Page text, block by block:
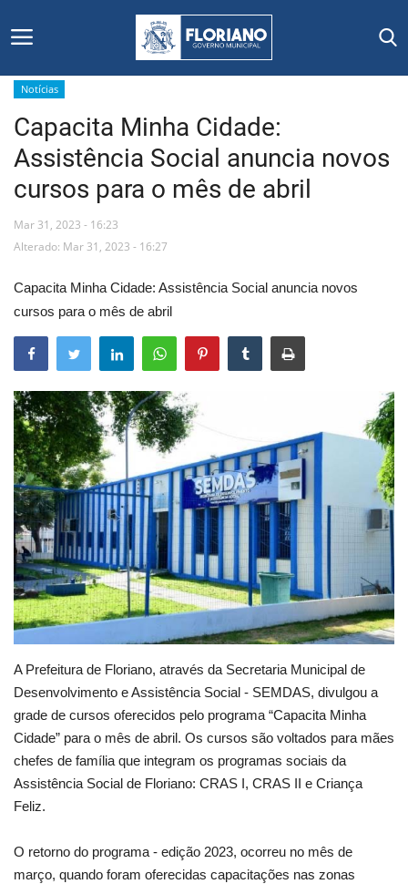
Início
Editais
Floriano
Mural de Licitações
Notícias
Vídeos
Webmail
Contato
Notícias
Capacita Minha Cidade:
Assistência Social anuncia novos
cursos para o mês de abril
Mar 31, 2023 - 16:23
Alterado: Mar 31, 2023 - 16:27
Capacita Minha Cidade: Assistência Social anuncia novos
cursos para o mês de abril
A Prefeitura de Floriano, através da Secretaria Municipal de
Desenvolvimento e Assistência Social - SEMDAS, divulgou a
grade de cursos oferecidos pelo programa “Capacita Minha
Cidade” para o mês de abril. Os cursos são voltados para mães
chefes de família que integram os programas sociais da
Assistência Social de Floriano: CRAS I, CRAS II e Criança
Feliz.
O retorno do programa - edição 2023, ocorreu no mês de
março, quando foram oferecidas capacitações nas zonas